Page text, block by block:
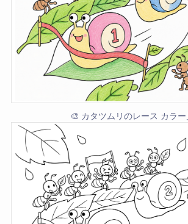
🎨 カタツムリのレース カラー